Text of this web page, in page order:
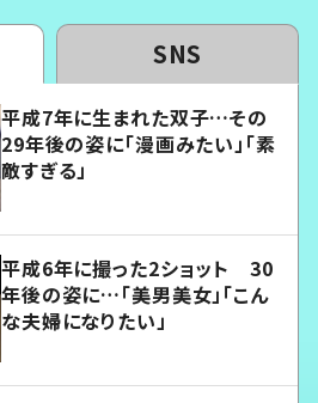
SNS
平成7年に生まれた双子…その
29年後の姿に「漫画みたい」「素
敵すぎる」
平成6年に撮った2ショット 30
年後の姿に…「美男美女」「こん
な夫婦になりたい」